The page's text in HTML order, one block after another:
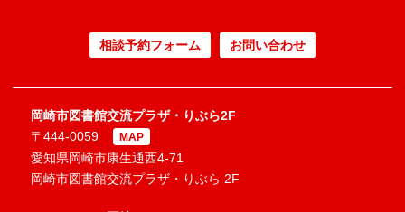
相談予約フォーム お問い合わせ
岡崎市図書館交流プラザ・りぶら2F
〒444-0059
MAP
愛知県岡崎市康生通西4-71
岡崎市図書館交流プラザ・りぶら 2F